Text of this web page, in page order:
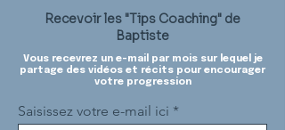
Recevoir les "Tips Coaching" de
Baptiste
Vous recevrez un e-mail par mois sur lequel je
partage des vidéos et récits pour encourager
votre progression
Saisissez votre e-mail ici